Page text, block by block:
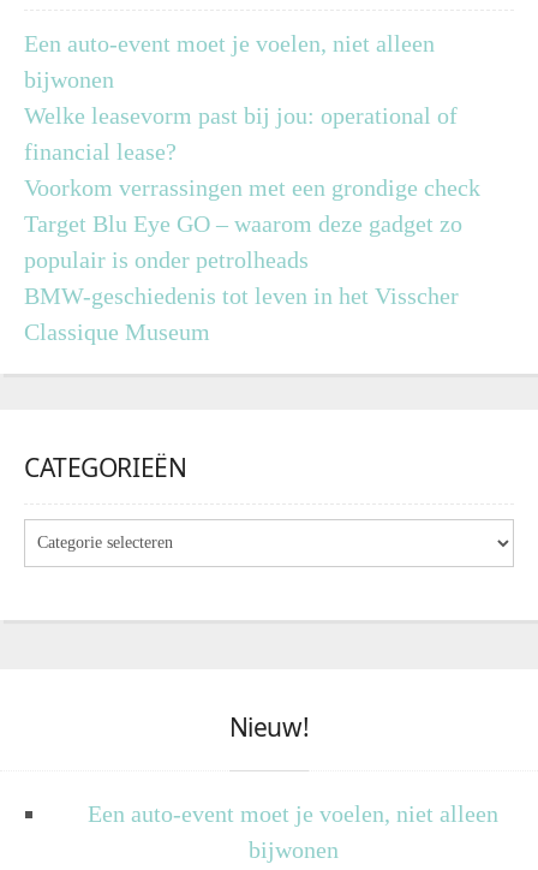
Een auto-event moet je voelen, niet alleen
bijwonen
Welke leasevorm past bij jou: operational of
financial lease?
Voorkom verrassingen met een grondige check
Target Blu Eye GO – waarom deze gadget zo
populair is onder petrolheads
BMW-geschiedenis tot leven in het Visscher
Classique Museum
CATEGORIEËN
Nieuw!
Een auto-event moet je voelen, niet alleen
bijwonen